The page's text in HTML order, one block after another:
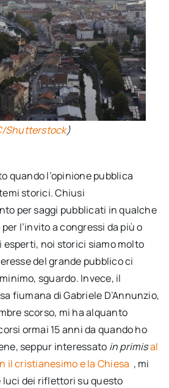
Shutterstock)
quando l’opinione pubblica
storici. Chiusi
per saggi pubblicati in qualche
l’invito a congressi da più o
esperti, noi storici siamo molto
del grande pubblico ci
sguardo. Invece, il
fiumana di Gabriele D’Annunzio,
scorso, mi ha alquanto
ormai 15 anni da quando ho
seppur interessato in primisal
il cristianesimo e la Chiesa , mi
luci dei riflettori su questo